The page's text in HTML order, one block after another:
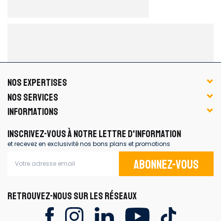
NOS EXPERTISES
NOS SERVICES
INFORMATIONS
INSCRIVEZ-VOUS À NOTRE LETTRE D'INFORMATION
et recevez en exclusivité nos bons plans et promotions
Abonnez-vous
RETROUVEZ-NOUS SUR LES RÉSEAUX